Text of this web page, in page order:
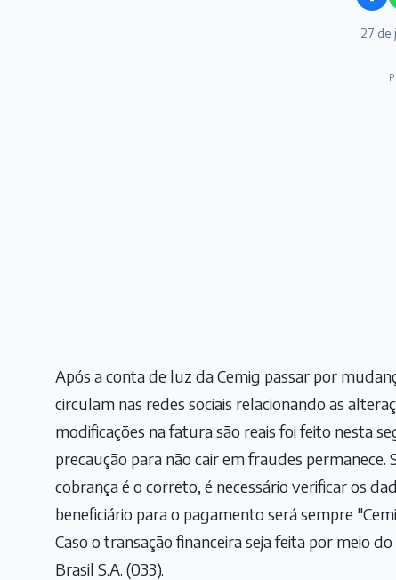
27 de
Após a conta de luz da Cemig passar por
circulam nas redes sociais relacionando as
modificações na fatura são reais foi feito nesta
precaução para não cair em fraudes
cobrança é o correto, é necessário verificar os
beneficiário para o pagamento será sempre
Caso o transação financeira seja feita por meio
Brasil S.A. (033).